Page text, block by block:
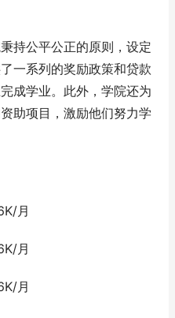
持公平公正的原则，设定
一系列的奖励政策和贷款
成学业。此外，学院还为
助项目，激励他们努力学
月
月
月